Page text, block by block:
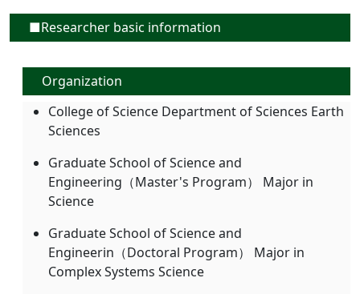
■Researcher basic information
Organization
College of Science Department of Sciences Earth
Sciences
Graduate School of Science and
Engineering（Master's Program） Major in
Science
Graduate School of Science and
Engineerin（Doctoral Program） Major in
Complex Systems Science